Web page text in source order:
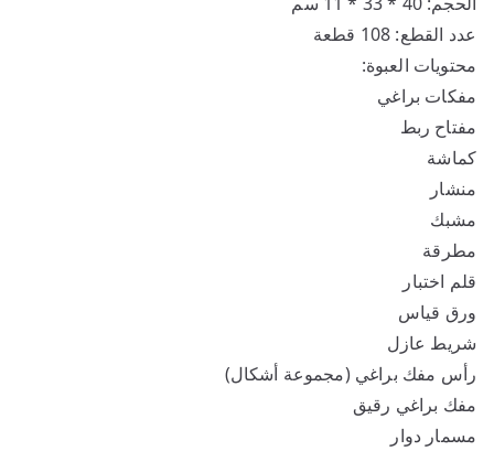
عدد القطع: 108 قطعة
محتويات العبوة:
مفكات براغي
مفتاح ربط
كماشة
منشار
مشبك
مطرقة
قلم اختبار
ورق قياس
شريط عازل
رأس مفك براغي (مجموعة أشكال)
مفك براغي رقيق
مسمار دوار